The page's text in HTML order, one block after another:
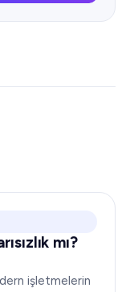
mı?
işletmelerin